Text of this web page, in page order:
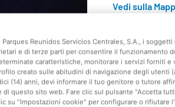
Vedi sulla
Action
Per tutti
Gratuito
Parques Reunidos Servicios Centrales, S.A., i
e di terze parti per consentire il funzionamento
caratteristiche, monitorare i servizi forniti e
creato sulle abitudini di navigazione degli utenti
(14) anni, devi informare il tuo genitore o tutore
questo sito web. Fare clic sul pulsante "Accetta
su "Impostazioni cookie" per configurare o rifiutare